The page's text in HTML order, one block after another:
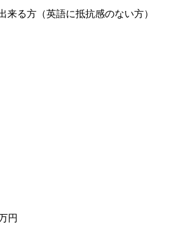
来る方（英語に抵抗感のない方）
円